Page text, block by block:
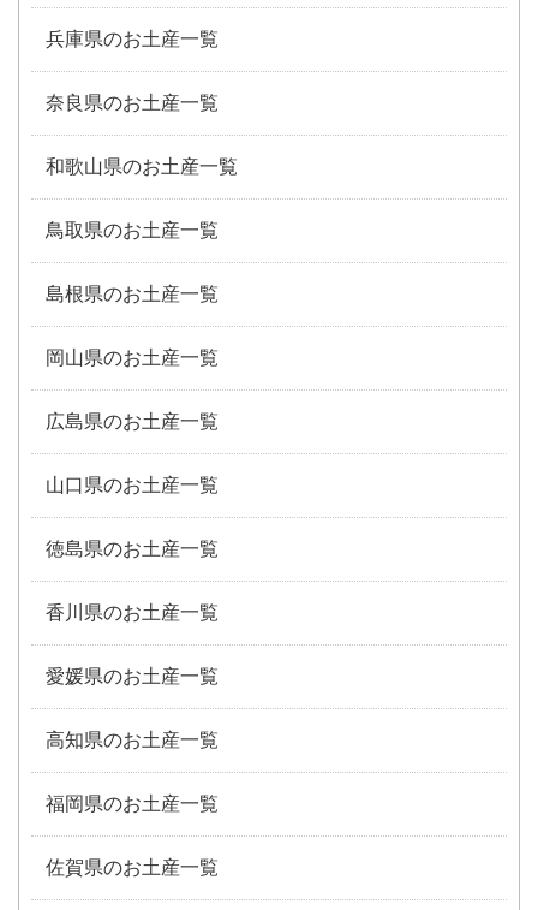
兵庫県のお土産一覧
奈良県のお土産一覧
和歌山県のお土産一覧
鳥取県のお土産一覧
島根県のお土産一覧
岡山県のお土産一覧
広島県のお土産一覧
山口県のお土産一覧
徳島県のお土産一覧
香川県のお土産一覧
愛媛県のお土産一覧
高知県のお土産一覧
福岡県のお土産一覧
佐賀県のお土産一覧